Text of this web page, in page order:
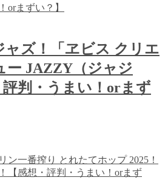
ャズ！「ヱビス クリエ
ー JAZZY（ジャジ
評判・うまい！orまず